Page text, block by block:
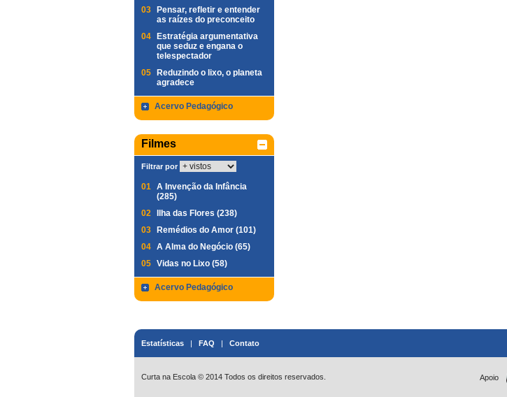
03
Pensar, refletir e entender
as raízes do preconceito
04
Estratégia argumentativa
que seduz e engana o
telespectador
05
Reduzindo o lixo, o planeta
agradece
Acervo Pedagógico
Filmes
Filtrar por
01 A Invenção da Infância
(285)
02
Ilha das Flores (238)
03
Remédios do Amor (101)
04 A Alma do Negócio (65)
05 Vidas no Lixo (58)
Acervo Pedagógico
Estatísticas | FAQ | Contato
Curta na Escola © 2014 Todos os direitos reservados. Apoio